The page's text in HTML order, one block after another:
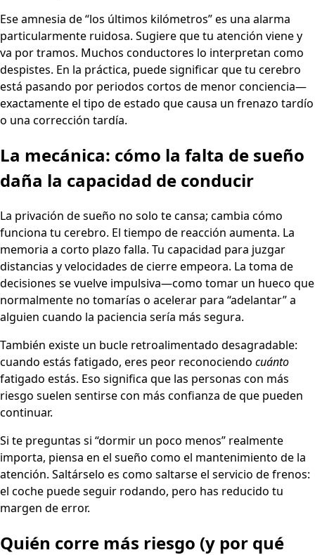
Ese amnesia de “los últimos kilómetros” es una alarma
particularmente ruidosa. Sugiere que tu atención viene y
va por tramos. Muchos conductores lo interpretan como
despistes. En la práctica, puede significar que tu cerebro
está pasando por periodos cortos de menor conciencia—
exactamente el tipo de estado que causa un frenazo tardío
o una corrección tardía.
La mecánica: cómo la falta de sueño
daña la capacidad de conducir
La privación de sueño no solo te cansa; cambia cómo
funciona tu cerebro. El tiempo de reacción aumenta. La
memoria a corto plazo falla. Tu capacidad para juzgar
distancias y velocidades de cierre empeora. La toma de
decisiones se vuelve impulsiva—como tomar un hueco que
normalmente no tomarías o acelerar para “adelantar” a
alguien cuando la paciencia sería más segura.
También existe un bucle retroalimentado desagradable:
cuando estás fatigado, eres peor reconociendo cuánto
fatigado estás. Eso significa que las personas con más
riesgo suelen sentirse con más confianza de que pueden
continuar.
Si te preguntas si “dormir un poco menos” realmente
importa, piensa en el sueño como el mantenimiento de la
atención. Saltárselo es como saltarse el servicio de frenos:
el coche puede seguir rodando, pero has reducido tu
margen de error.
Quién corre más riesgo (y por qué